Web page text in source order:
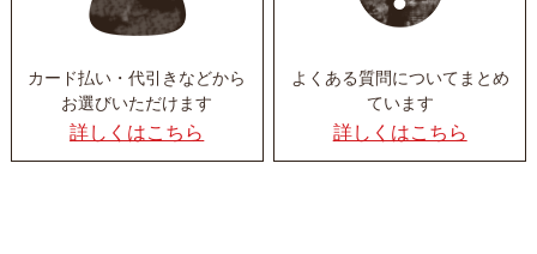
カード払い・代引きなどから
お選びいただけます
詳しくはこちら
よくある質問について まとめ
ています
詳しくはこちら